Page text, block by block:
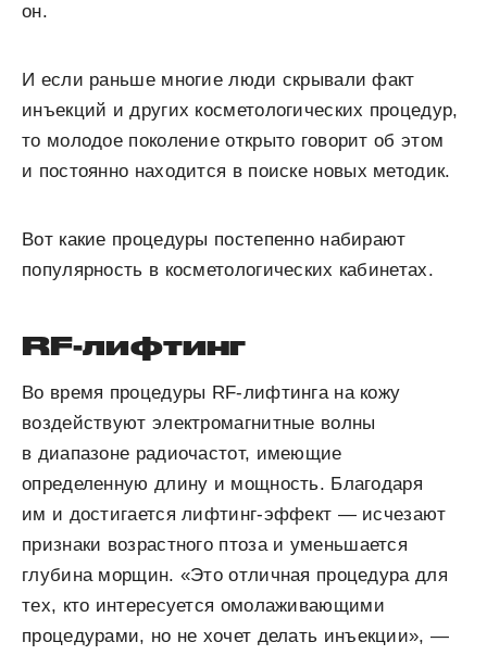
он.
И если раньше многие люди скрывали факт
инъекций и других косметологических процедур,
то молодое поколение открыто говорит об этом
и постоянно находится в поиске новых методик.
Вот какие процедуры постепенно набирают
популярность в косметологических кабинетах.
RF-лифтинг
Во время процедуры RF-лифтинга на кожу
воздействуют электромагнитные волны
в диапазоне радиочастот, имеющие
определенную длину и мощность. Благодаря
им и достигается лифтинг-эффект — исчезают
признаки возрастного птоза и уменьшается
глубина морщин. «Это отличная процедура для
тех, кто интересуется омолаживающими
процедурами, но не хочет делать инъекции», —